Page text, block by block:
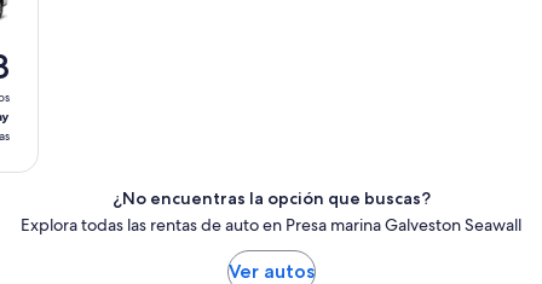
¿No encuentras la opción que buscas?
Explora todas las rentas de auto en Presa marina Galveston Seawall
Ver autos